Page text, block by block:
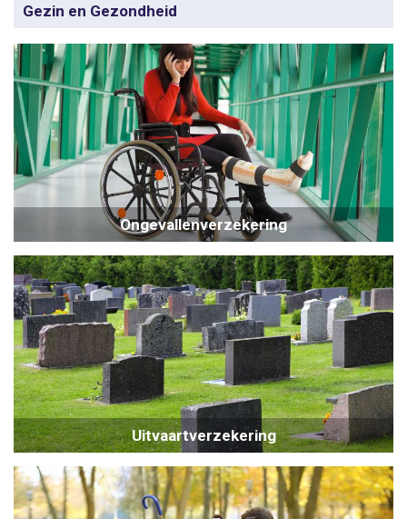
Gezin en Gezondheid
Ongevallenverzekering
Uitvaartverzekering